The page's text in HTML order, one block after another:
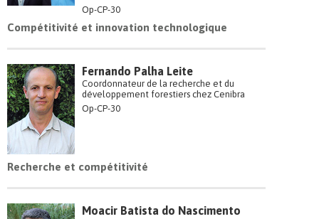
Op-CP-30
Compétitivité et innovation technologique
Fernando Palha Leite
Coordonnateur de la recherche et du
développement forestiers chez Cenibra
Op-CP-30
Recherche et compétitivité
Moacir Batista do Nascimento